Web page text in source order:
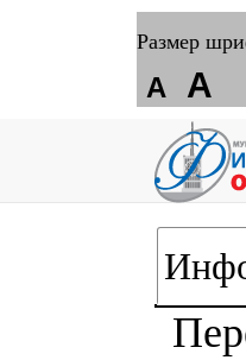
Размер
А А